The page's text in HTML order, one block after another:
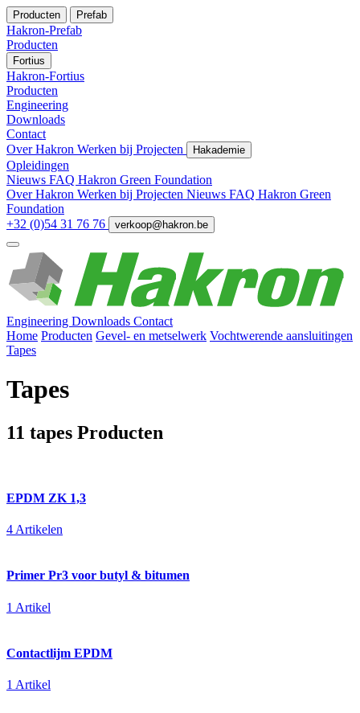
Producten Prefab
Hakron-Prefab
Producten
Fortius
Hakron-Fortius
Producten
Engineering
Downloads
Contact
Over Hakron Werken bij Projecten Hakademie
Opleidingen
Nieuws FAQ Hakron Green Foundation
Over Hakron Werken bij Projecten Nieuws FAQ Hakron Green
Foundation
+32 (0)54 31 76 76
verkoop@hakron.be
Engineering Downloads Contact
Home Producten Gevel- en metselwerk Vochtwerende aansluitingen
Tapes
Tapes
11 tapes Producten
EPDM ZK 1,3
4 Artikelen
Primer Pr3 voor butyl & bitumen
1 Artikel
Contactlijm EPDM
1 Artikel